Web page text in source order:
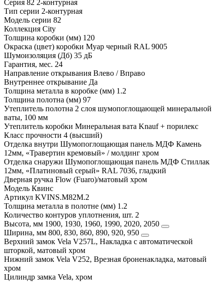
Серия 82 2-контурная
Тип серии 2-контурная
Модель серии 82
Коллекция City
Толщина коробки (мм) 120
Окраска (цвет) коробки Муар черный RAL 9005
Шумоизоляция (Дб) 35 дБ
Гарантия, мес. 24
Направление открывания Влево / Вправо
Внутреннее открывание Да
Толщина металла в коробке (мм) 1.2
Толщина полотна (мм) 97
Утеплитель полотна 2 слоя шумопоглощающей минеральной
ваты, 100 мм
Утеплитель коробки Минеральная вата Knauf + порилекс
Класс прочности 4 (высший)
Отделка внутри Шумопоглощающая панель МДФ Камень
12мм, «Травертин кремовый» / молдинг хром
Отделка снаружи Шумопоглощающая панель МДФ Стиллак
12мм, «Платиновый серый» RAL 7036, гладкий
Дверная ручка Flow (Fuaro)/матовый хром
Модель Квинс
Артикул KVINS.M82M.2
Толщина металла в полотне (мм) 1.2
Количество контуров уплотнения, шт. 2
Высота, мм 1900, 1930, 1960, 1990, 2020, 2050
Ширина, мм 800, 830, 860, 890, 920, 950
Верхний замок Vela V257L, Накладка с автоматической
шторкой, матовый хром
Нижний замок Vela V252, Врезная броненакладка, матовый
хром
Цилиндр замка Vela, хром